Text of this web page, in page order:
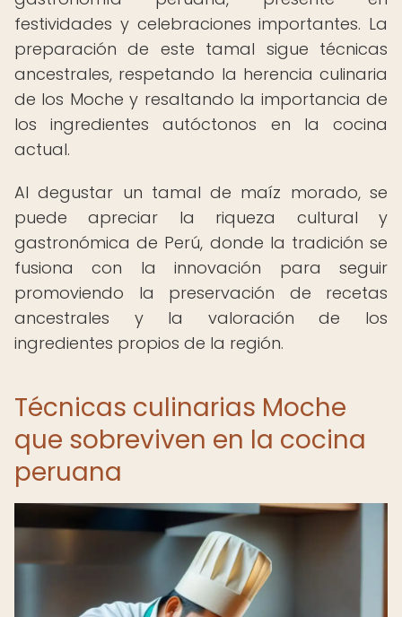
festividades y celebraciones importantes. La
preparación de este tamal sigue técnicas
ancestrales, respetando la herencia culinaria
de los Moche y resaltando la importancia de
los ingredientes autóctonos en la cocina
actual.
Al degustar un tamal de maíz morado, se
puede apreciar la riqueza cultural y
gastronómica de Perú, donde la tradición se
fusiona con la innovación para seguir
promoviendo la preservación de recetas
ancestrales y la valoración de los
ingredientes propios de la región.
Técnicas culinarias Moche
que sobreviven en la cocina
peruana